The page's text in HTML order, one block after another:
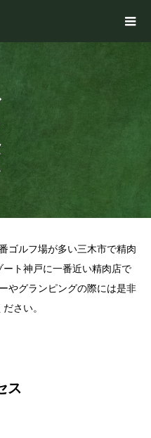
ゴルフ場が多い三木市で精肉
ト神戸に一番近い精肉店で
やグランピングの際には是非
さい。
ス